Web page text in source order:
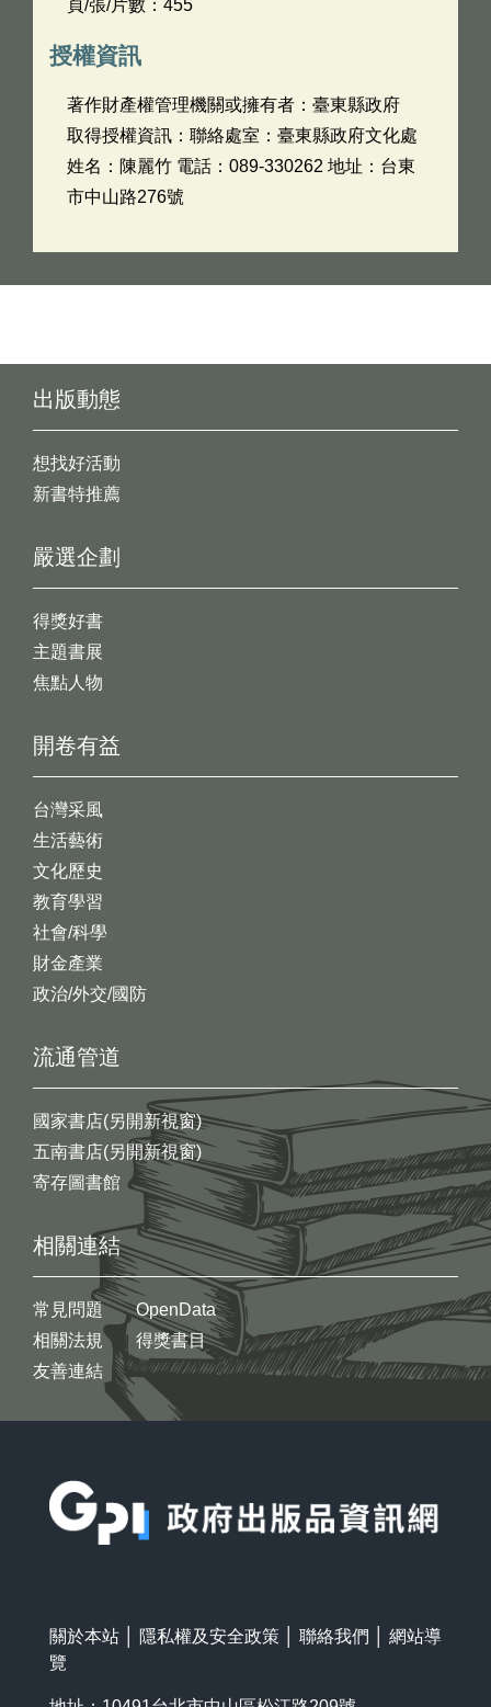
頁/張/片數：455
授權資訊
著作財產權管理機關或擁有者：臺東縣政府
取得授權資訊：聯絡處室：臺東縣政府文化處
姓名：陳麗竹 電話：089-330262 地址：台東
市中山路276號
出版動態
想找好活動
新書特推薦
開卷有益
台灣采風
生活藝術
文化歷史
教育學習
社會/科學
財金產業
政治/外交/國防
嚴選企劃
得獎好書
主題書展
焦點人物
流通管道
國家書店(另開新視窗)
五南書店(另開新視窗)
寄存圖書館
相關連結
常見問題
相關法規
友善連結
OpenData
得獎書目
關於本站 隱私權及安全政策 聯絡我們
網站導
覽